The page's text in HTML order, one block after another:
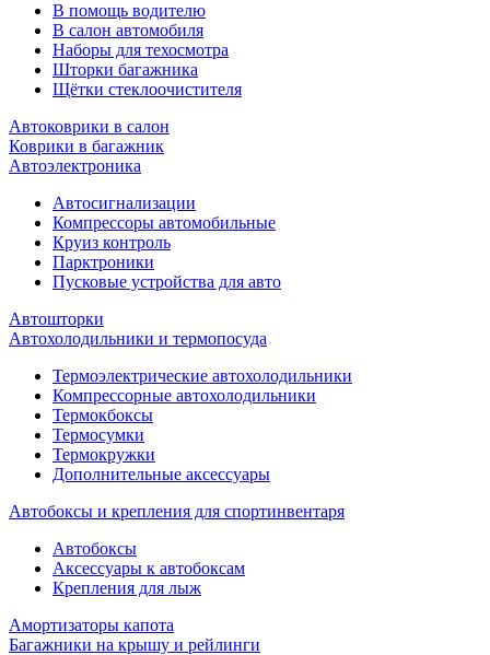
В помощь водителю
В салон автомобиля
Наборы для техосмотра
Шторки багажника
Щётки стеклоочистителя
Автоковрики в салон
Коврики в багажник
Автоэлектроника
Автосигнализации
Компрессоры автомобильные
Круиз контроль
Парктроники
Пусковые устройства для авто
Автошторки
Автохолодильники и термопосуда
Термоэлектрические автохолодильники
Компрессорные автохолодильники
Термокбоксы
Термосумки
Термокружки
Дополнительные аксессуары
Автобоксы и крепления для спортинвентаря
Автобоксы
Аксессуары к автобоксам
Крепления для лыж
Амортизаторы капота
Багажники на крышу и рейлинги